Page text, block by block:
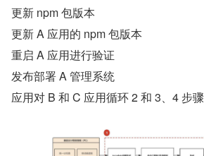
更新 npm 包版本
更新 A 应用的 npm 包版本
重启 A 应用进行验证
发布部署 A 管理系统
应用对 B 和 C 应用循环 2 和 3、4 步骤